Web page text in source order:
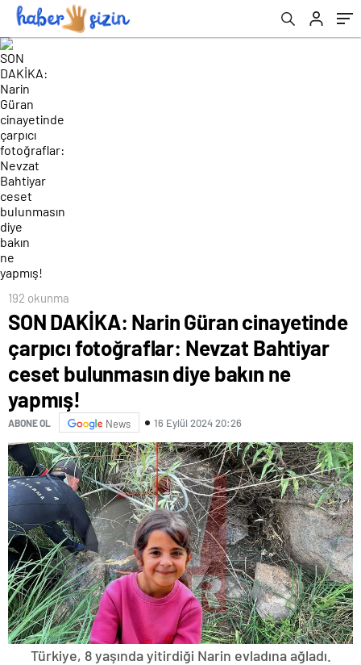
bulunmasın diye bakın ne yapmış!
192 okunma
SON DAKİKA: Narin Güran cinayetinde
çarpıcı fotoğraflar: Nevzat Bahtiyar
ceset bulunmasın diye bakın ne
yapmış!
ABONE OL News 16 Eylül 2024 20:26
Türkiye, 8 yaşında yitirdiği Narin evladına ağladı.